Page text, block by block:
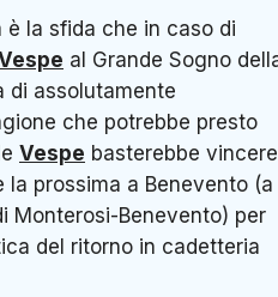
è la sfida che in caso di
al Grande Sogno
di assolutamente
che potrebbe presto
Vespe basterebbe vincere
la prossima a Benevento (a
Monterosi-Benevento) per
del ritorno in cadetteria